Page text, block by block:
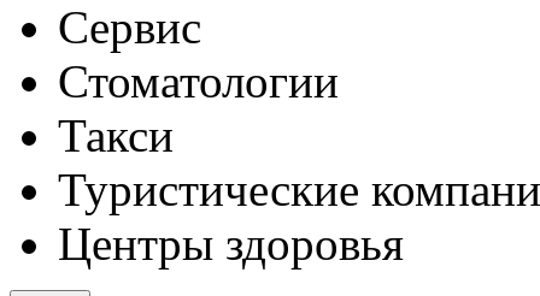
Сервис
Стоматологии
Такси
Туристические
Центры здоровья